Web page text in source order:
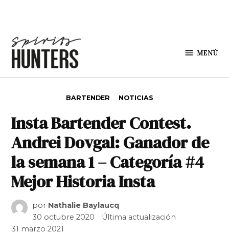
MENÚ
BARTENDER NOTICIAS
Insta Bartender Contest.
Andrei Dovgal: Ganador de
la semana 1 – Categoría #4
Mejor Historia Insta
por Nathalie Baylaucq
30 octubre 2020
Última actualización
31 marzo 2021